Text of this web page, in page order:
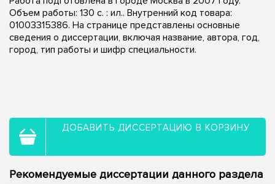
Объем работы: 130 с. : ил.. Внутренний код товара:
01003315386. На странице представлены основные
сведения о диссертации, включая название, автора, год,
город, тип работы и шифр специальности.
ДОБАВИТЬ ДИССЕРТАЦИЮ В КОРЗИНУ
Рекомендуемые диссертации данного раздела